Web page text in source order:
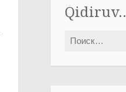
Qidiruv..
Найти: